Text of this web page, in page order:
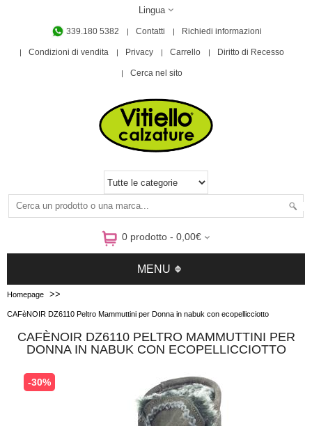
Lingua
339.180 5382 Contatti Richiedi informazioni
Condizioni di vendita Privacy Carrello Diritto di Recesso
Cerca nel sito
0 prodotto - 0,00€
MENU
Homepage >>
CAFèNOIR DZ6110 Peltro Mammuttini per Donna in nabuk con ecopellicciotto
CAFÈNOIR DZ6110 PELTRO MAMMUTTINI PER
DONNA IN NABUK CON ECOPELLICCIOTTO
-30%